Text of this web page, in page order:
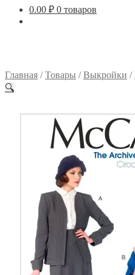
0.00 ₽ 0 товаров
Мы
Главная /Товары /Выкройки /
🔍